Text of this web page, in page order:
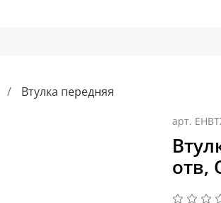
Втулка передняя
арт.
отв,